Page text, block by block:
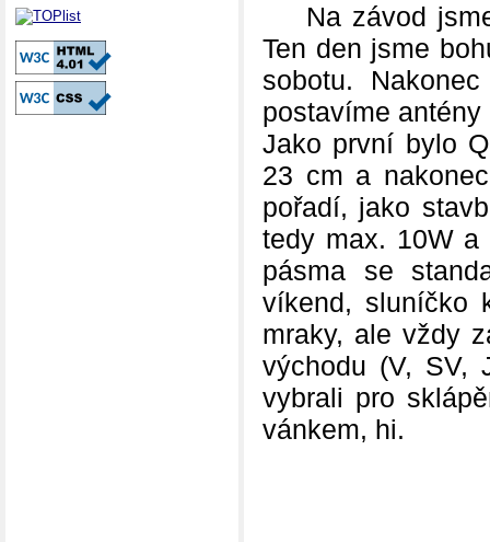
Na závod jsme
Ten den jsme
sobotu.
postavíme
Jako první bylo
23 cm a
pořadí, jako
tedy max. 10W
pásma se
víkend, sluníčko
mraky, ale vždy
východu (V, SV,
vybrali pro
vánkem, hi.